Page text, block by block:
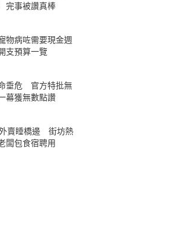
完事被讚真棒
物病咗需要現金週
支預算一覽
垂危 官方特批無
幕獲無數點讚
賣睡橋邊 街坊熱
闆包食宿聘用